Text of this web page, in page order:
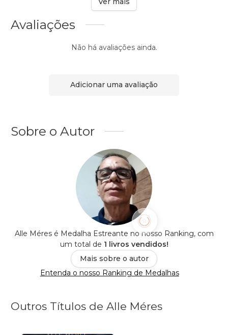
Avaliações
Não há avaliações ainda.
Adicionar uma avaliação
Sobre o Autor
Alle Méres é Medalha Estreante no nosso Ranking, com
um total de 1 livros vendidos!
Mais sobre o autor
Entenda o nosso Ranking de Medalhas
Outros Títulos de Alle Méres